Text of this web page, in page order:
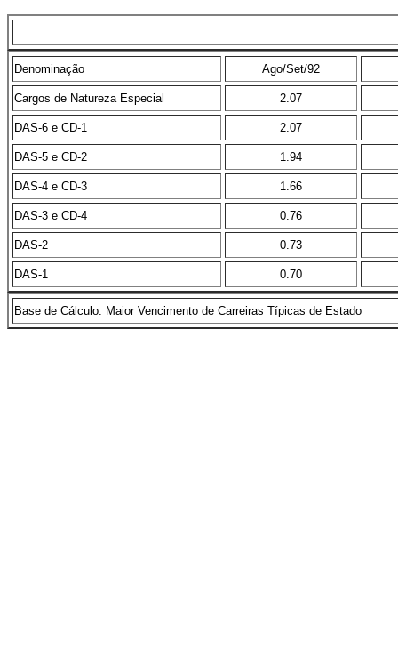
Denominação Ago/Set/92
Cargos de Natureza Especial 2.07
DAS-6 e CD-1 2.07
DAS-5 e CD-2 1.94
DAS-4 e CD-3 1.66
DAS-3 e CD-4 0.76
DAS-2 0.73
DAS-1 0.70
Base de Cálculo: Maior Vencimento de Carreiras Típicas de Estado